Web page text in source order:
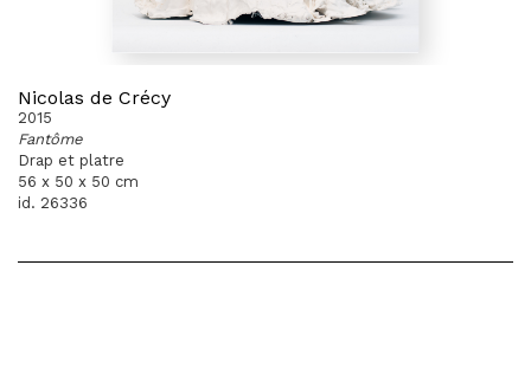
Nicolas de Crécy
2015
Fantôme
Drap et platre
56 x 50 x 50 cm
id. 26336